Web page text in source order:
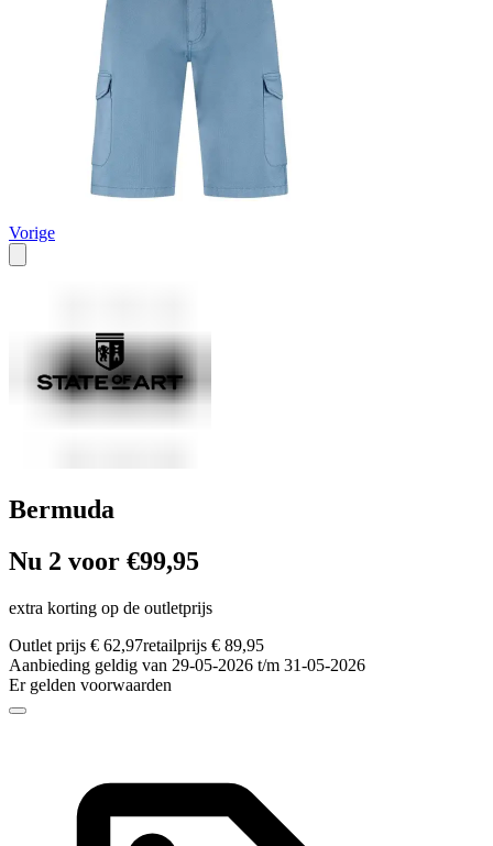
Vorige
Bermuda
Nu 2 voor €99,95
extra korting op de outletprijs
Outlet prijs € 62,97retailprijs € 89,95
Aanbieding geldig van 29-05-2026 t/m 31-05-2026
Er gelden voorwaarden